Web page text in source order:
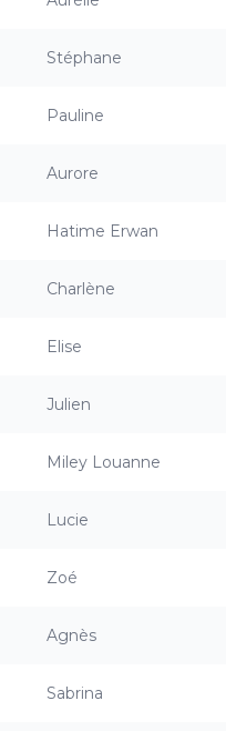
Stéphane
Pauline
Aurore
Hatime Erwan
Charlène
Elise
Julien
Miley Louanne
Lucie
Zoé
Agnès
Sabrina